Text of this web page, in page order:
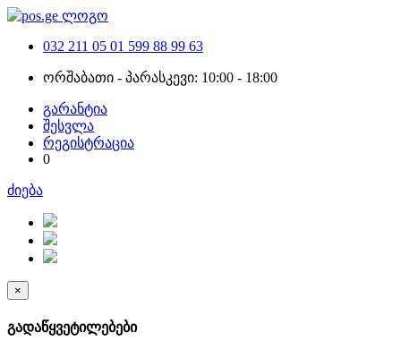
032 211 05 01 599 88 99 63
ორშაბათი - პარასკევი: 10:00 - 18:00
გარანტია
შესვლა
რეგისტრაცია
0
ძიება
×
გადაწყვეტილებები